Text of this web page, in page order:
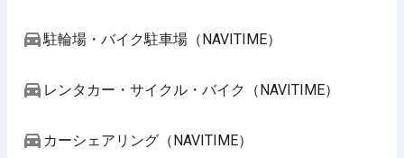
駐輪場・バイク駐車場（NAVITIME）
レンタカー・サイクル・バイク（NAVITIME）
カーシェアリング（NAVITIME）